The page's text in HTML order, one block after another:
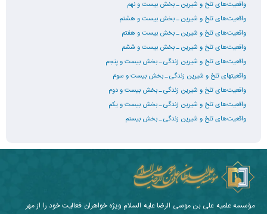
واقعیت‌های تلخ و شیرین ـ بخش بیست و نهم
واقعیت‌های تلخ و شیرین ـ بخش بیست و هشتم
واقعیت‌های تلخ و شیرین ـ بخش بیست و هفتم
واقعیت‌های تلخ و شیرین ـ بخش بیست و ششم
واقعیت‌های تلخ و شیرین زندگی ـ بخش بیست و پنجم
واقعیتهای تلخ و شیرین زندگی ـ بخش بیست و سوم
واقعیت‌های تلخ و شیرین زندگی ـ بخش بیست و دوم
واقعیت‌های تلخ و شیرین زندگی ـ بخش بیست و یکم
واقعیت‌های تلخ و شیرین زندگی ـ بخش بیستم
مؤسسه علمیه علی بن موسی الرضا علیه السلام ویژه خواهران فعالیت خود را از مهر